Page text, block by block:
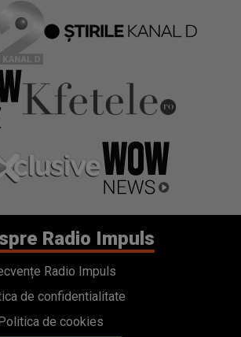
Radio Impuls
Radio Impuls
de confidentialitate
de cookies